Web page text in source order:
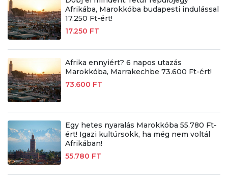
Afrikába, Marokkóba budapesti indulással
17.250 Ft-ért!
17.250 FT
Afrika ennyiért? 6 napos utazás
Marokkóba, Marrakechbe 73.600 Ft-ért!
73.600 FT
Egy hetes nyaralás Marokkóba 55.780 Ft-
ért! Igazi kultúrsokk, ha még nem voltál
Afrikában!
55.780 FT